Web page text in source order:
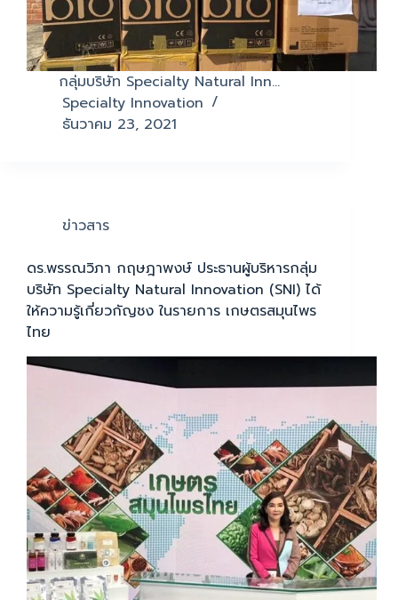
กลุ่มบริษัท Specialty Natural Inn…
Specialty Innovation
ธันวาคม 23, 2021
ข่าวสาร
ดร.พรรณวิภา กฤษฎาพงษ์ ประธานผู้บริหารกลุ่ม
บริษัท Specialty Natural Innovation (SNI) ได้
ให้ความรู้เกี่ยวกัญชง ในรายการ เกษตรสมุนไพร
ไทย